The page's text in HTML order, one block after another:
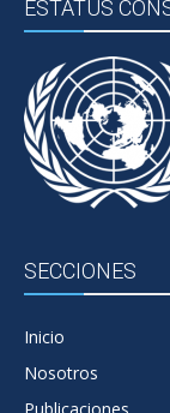
ESTATUS
SECCIONES
Inicio
Nosotros
Publicaciones